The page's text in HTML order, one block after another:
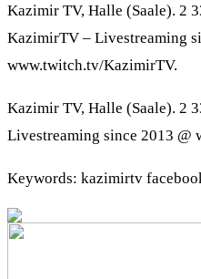
Kazimir TV, Halle (Saale). 2
KazimirTV – Livestreaming
www.twitch.tv/KazimirTV.
Kazimir TV, Halle (Saale). 2
Livestreaming since 2013
Keywords: kazimirtv